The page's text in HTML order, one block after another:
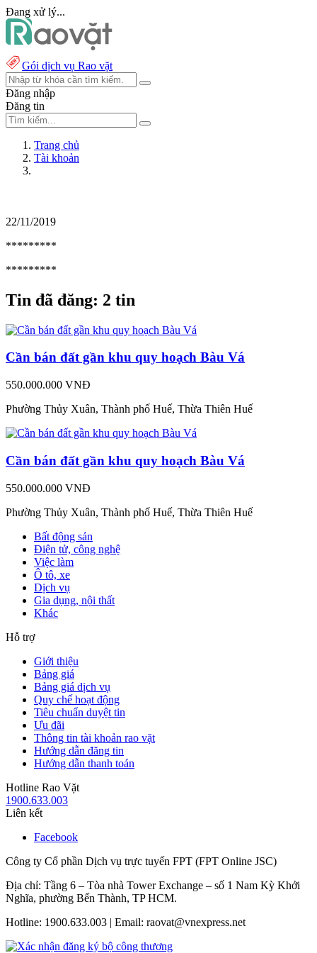
Đang xử lý...
Gói dịch vụ Rao vặt
Đăng nhập
Đăng tin
Trang chủ
Tài khoản
22/11/2019
*********
*********
Tin đã đăng: 2 tin
Cần bán đất gần khu quy hoạch Bàu Vá
550.000.000 VNĐ
Phường Thủy Xuân, Thành phố Huế, Thừa Thiên Huế
Cần bán đất gần khu quy hoạch Bàu Vá
550.000.000 VNĐ
Phường Thủy Xuân, Thành phố Huế, Thừa Thiên Huế
Bất động sản
Điện tử, công nghệ
Việc làm
Ô tô, xe
Dịch vụ
Gia dụng, nội thất
Khác
Hỗ trợ
Giới thiệu
Bảng giá
Bảng giá dịch vụ
Quy chế hoạt động
Tiêu chuẩn duyệt tin
Ưu đãi
Thông tin tài khoản rao vặt
Hướng dẫn đăng tin
Hướng dẫn thanh toán
Hotline Rao Vặt
1900.633.003
Liên kết
Facebook
Công ty Cổ phần Dịch vụ trực tuyến FPT (FPT Online JSC)
Địa chỉ: Tầng 6 – Tòa nhà Tower Exchange – số 1 Nam Kỳ Khởi
Nghĩa, phường Bến Thành, TP HCM.
Hotline: 1900.633.003 | Email: raovat@vnexpress.net